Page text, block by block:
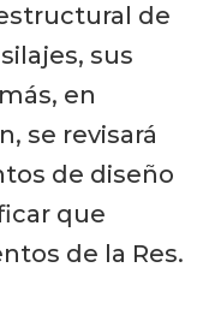
de
sus
en
se revisará
de diseño
que
de la Res.